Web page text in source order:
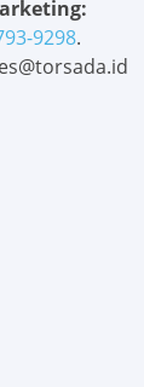
9298.